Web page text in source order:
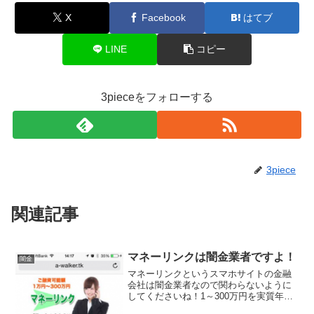
X Facebook はてブ
LINE コピー
3pieceをフォローする
3piece
関連記事
闇金 マネーリンクは闇金業者ですよ！
マネーリンクというスマホサイトの金融
会社は闇金業者なので関わらないように
してくださいね！1～300万円を実質年利